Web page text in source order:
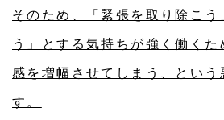
そのため、「緊張を取り除こう
う」とする気持ちが強く働くた
感を増幅させてしまう、という
す。